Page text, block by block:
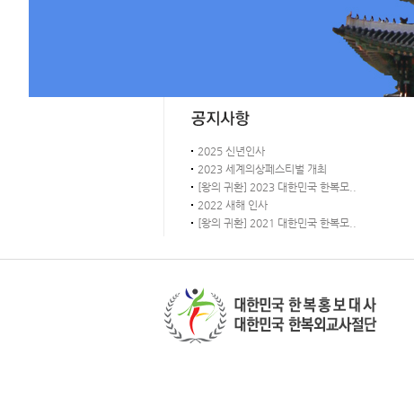
2025 신년인사
2023 세계의상페스티벌 개최
[왕의 귀환] 2023 대한민국 한복모..
2022 새해 인사
[왕의 귀환] 2021 대한민국 한복모..